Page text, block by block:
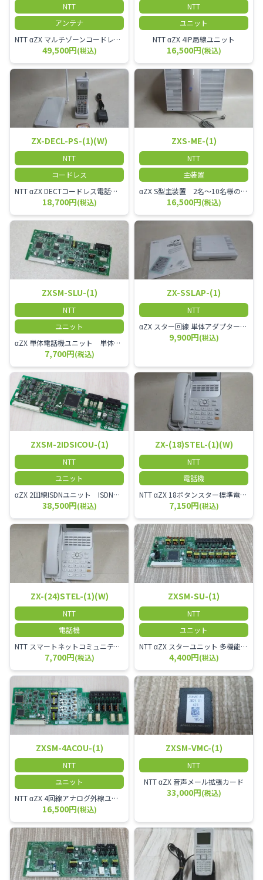
NTT
アンテナ
NTT αZX マルチゾーンコードレススター増設アンテナ
49,500円(税込)
NTT
ユニット
NTT αZX 4IP局線ユニット
16,500円(税込)
ZX-DECL-PS-(1)(W)
NTT
コードレス
NTT αZX DECTコードレス電話機 電波方式がDECTで、 防水機能（IPX4:あらゆる方向からの水の飛まつを受けても有害な影響を受けない。)を備えた 接続装置と子機の一対シングルゾーンコードレスです。
18,700円(税込)
ZXS-ME-(1)
NTT
主装置
αZX S型主装置 2名～10名様のオフィスに適しております。
16,500円(税込)
ZXSM-SLU-(1)
NTT
ユニット
αZX 単体電話機ユニット 単体電話機、複合機、ドアホン等、 2台分収容可能にするユニット
7,700円(税込)
ZX-SSLAP-(1)
NTT
αZX スター回線 単体アダプター 受付電話機、ドアホン、FAX等を1台収容できる装置です。
9,900円(税込)
ZXSM-2IDSICOU-(1)
NTT
ユニット
αZX 2回線ISDNユニット ISDN回線を2本収容可能です。
38,500円(税込)
ZX-(18)STEL-(1)(W)
NTT
電話機
NTT αZX 18ボタンスター標準電話機(白)
7,150円(税込)
ZX-(24)STEL-(1)(W)
NTT
電話機
NTT スマートネットコミュニティαZX 24ボタンスター標準電話機
7,700円(税込)
ZXSM-SU-(1)
NTT
ユニット
NTT αZX スターユニット 多機能電話機ユニット
4,400円(税込)
ZXSM-4ACOU-(1)
NTT
ユニット
NTT αZX 4回線アナログ外線ユニット アナログ4ch収容ユニット
16,500円(税込)
ZXSM-VMC-(1)
NTT
NTT αZX 音声メール拡張カード
33,000円(税込)